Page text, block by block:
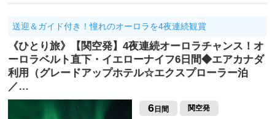
送迎＆ガイド付き！憧れのオーロラを4夜連続観賞
《ひとり旅》【関空発】4夜連続オーロラチャンス！オ
ーロラベルト直下・イエローナイフ6日間◆エアカナダ
利用（グレードアップホテル☆エクスプローラー泊
／…
6日間 関空発